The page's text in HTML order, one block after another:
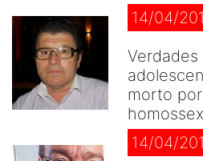
14/04/
morto
14/04/